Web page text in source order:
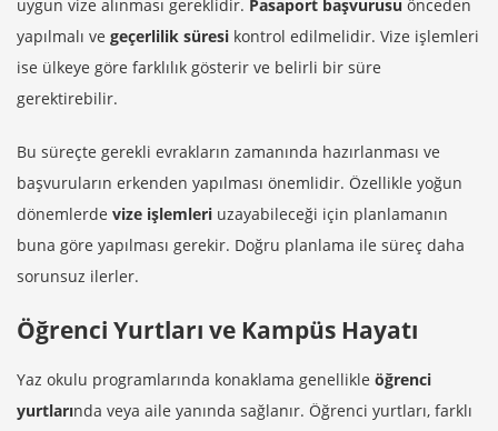
uygun vize alınması gereklidir. Pasaport başvurusu önceden
yapılmalı ve geçerlilik süresi kontrol edilmelidir. Vize işlemleri
ise ülkeye göre farklılık gösterir ve belirli bir süre
gerektirebilir.
Bu süreçte gerekli evrakların zamanında hazırlanması ve
başvuruların erkenden yapılması önemlidir. Özellikle yoğun
dönemlerde vize işlemleri uzayabileceği için planlamanın
buna göre yapılması gerekir. Doğru planlama ile süreç daha
sorunsuz ilerler.
Öğrenci Yurtları ve Kampüs Hayatı
Yaz okulu programlarında konaklama genellikle öğrenci
yurtlarında veya aile yanında sağlanır. Öğrenci yurtları, farklı